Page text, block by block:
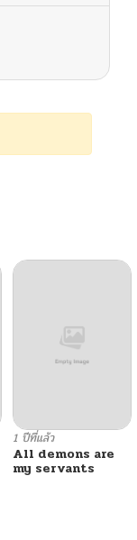
12/10/2025
12/05/2025
11/21/2025
10/16/2025
1 ปีที่แล้ว
All demons are
my servants